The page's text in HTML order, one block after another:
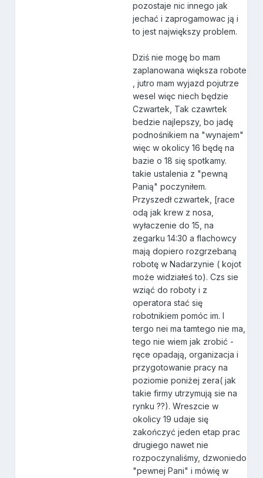
pozostaje nic innego jak
jechać i zaprogamowac ją i
to jest największy problem.
Dziś nie mogę bo mam
zaplanowana większa robote
, jutro mam wyjazd pojutrze
wesel więc niech będzie
Czwartek, Tak czawrtek
bedzie najlepszy, bo jadę
podnośnikiem na "wynajem"
więc w okolicy 16 będę na
bazie o 18 się spotkamy.
takie ustalenia z "pewną
Panią" poczyniłem.
Przyszedł czwartek, [race
odą jak krew z nosa,
wyłaczenie do 15, na
zegarku 14:30 a flachowcy
mają dopiero rozgrzebaną
robotę w Nadarzynie ( kojot
może widziałeś to). Czs sie
wziąć do roboty i z
operatora stać się
robotnikiem pomóc im. I
tergo nei ma tamtego nie ma,
tego nie wiem jak zrobić -
ręce opadają, organizacja i
przygotowanie pracy na
poziomie poniżej zera( jak
takie firmy utrzymują sie na
rynku ??). Wreszcie w
okolicy 19 udaje się
zakończyć jeden etap prac
drugiego nawet nie
rozpoczynaliśmy, dzwoniedo
"pewnej Pani" i mówię w